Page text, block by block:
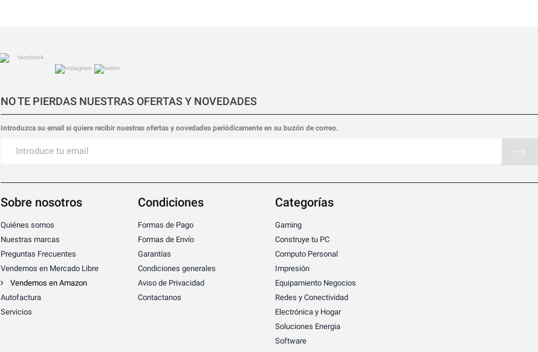
NO TE PIERDAS NUESTRAS OFERTAS Y NOVEDADES
Introduzca su email si quiere recibir nuestras ofertas y novedades periódicamente en su buzón de correo.
Sobre nosotros
Quiénes somos
Nuestras marcas
Preguntas Frecuentes
Vendemos en Mercado Libre
Vendemos en Amazon
Autofactura
Servicios
Condiciones
Formas de Pago
Formas de Envío
Garantías
Condiciones generales
Aviso de Privacidad
Contactanos
Categorías
Gaming
Construye tu PC
Computo Personal
Impresión
Equipamiento Negocios
Redes y Conectividad
Electrónica y Hogar
Soluciones Energia
Software